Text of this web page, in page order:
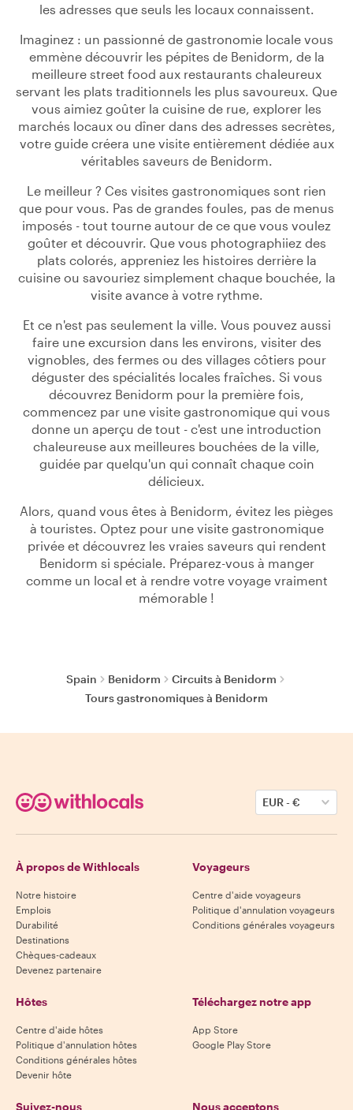
les adresses que seuls les locaux connaissent.
Imaginez : un passionné de gastronomie locale vous
emmène découvrir les pépites de Benidorm, de la
meilleure street food aux restaurants chaleureux
servant les plats traditionnels les plus savoureux. Que
vous aimiez goûter la cuisine de rue, explorer les
marchés locaux ou dîner dans des adresses secrètes,
votre guide créera une visite entièrement dédiée aux
véritables saveurs de Benidorm.
Le meilleur ? Ces visites gastronomiques sont rien
que pour vous. Pas de grandes foules, pas de menus
imposés - tout tourne autour de ce que vous voulez
goûter et découvrir. Que vous photographiiez des
plats colorés, appreniez les histoires derrière la
cuisine ou savouriez simplement chaque bouchée, la
visite avance à votre rythme.
Et ce n'est pas seulement la ville. Vous pouvez aussi
faire une excursion dans les environs, visiter des
vignobles, des fermes ou des villages côtiers pour
déguster des spécialités locales fraîches. Si vous
découvrez Benidorm pour la première fois,
commencez par une visite gastronomique qui vous
donne un aperçu de tout - c'est une introduction
chaleureuse aux meilleures bouchées de la ville,
guidée par quelqu'un qui connaît chaque coin
délicieux.
Alors, quand vous êtes à Benidorm, évitez les pièges
à touristes. Optez pour une visite gastronomique
privée et découvrez les vraies saveurs qui rendent
Benidorm si spéciale. Préparez-vous à manger
comme un local et à rendre votre voyage vraiment
mémorable !
Spain Benidorm
Circuits à Benidorm
Tours gastronomiques à Benidorm
EUR-€
À propos de Withlocals
Notre histoire
Emplois
Durabilité
Destinations
Chèques-cadeaux
Devenez partenaire
Voyageurs
Centre d'aide voyageurs
Politique d'annulation voyageurs
Conditions générales voyageurs
Hôtes
Centre d'aide hôtes
Politique d'annulation hôtes
Conditions générales hôtes
Devenir hôte
Téléchargez notre app
App Store
Google Play Store
Suivez-nous Nous acceptons